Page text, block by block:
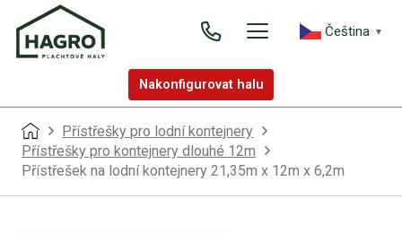
Čeština‎ ▼
Nakonfigurovat halu
Přístřešky pro lodní kontejnery
Přístřešky pro kontejnery dlouhé 12m
Přístřešek na lodní kontejnery 21,35m x 12m x 6,2m